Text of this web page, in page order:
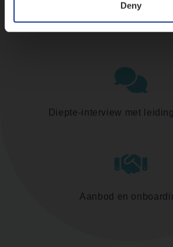
Deny
Diepte-interview met
Aanbod en